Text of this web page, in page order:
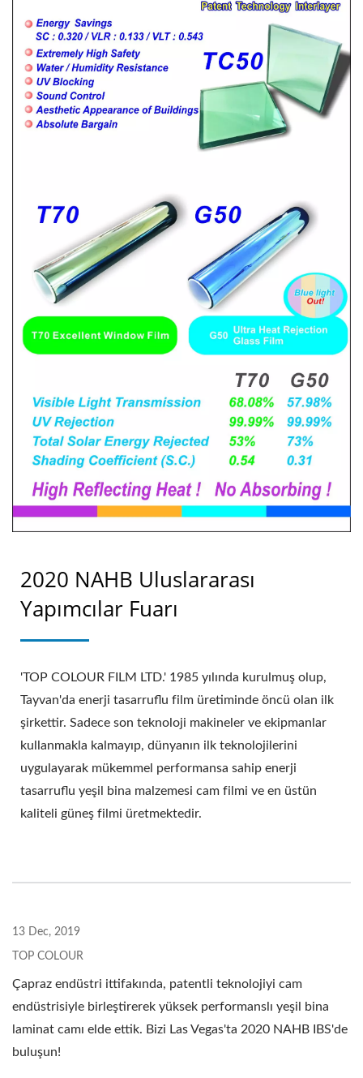
2020 NAHB Uluslararası
Yapımcılar Fuarı
'TOP COLOUR FILM LTD.' 1985 yılında kurulmuş olup,
Tayvan'da enerji tasarruflu film üretiminde öncü olan ilk
şirkettir. Sadece son teknoloji makineler ve ekipmanlar
kullanmakla kalmayıp, dünyanın ilk teknolojilerini
uygulayarak mükemmel performansa sahip enerji
tasarruflu yeşil bina malzemesi cam filmi ve en üstün
kaliteli güneş filmi üretmektedir.
13 Dec, 2019
TOP COLOUR
Çapraz endüstri ittifakında, patentli teknolojiyi cam
endüstrisiyle birleştirerek yüksek performanslı yeşil bina
laminat camı elde ettik. Bizi Las Vegas'ta 2020 NAHB IBS'de
buluşun!